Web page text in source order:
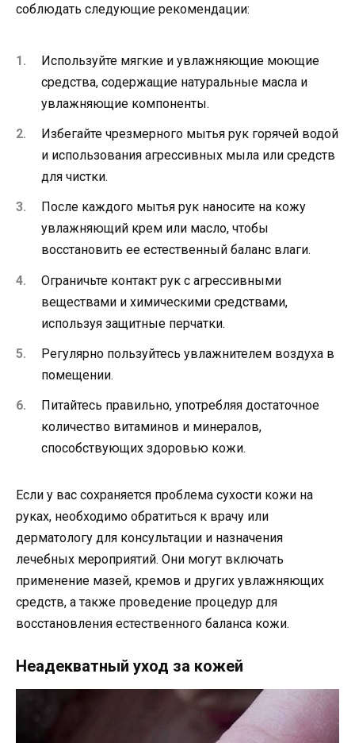
соблюдать следующие рекомендации:
Используйте мягкие и увлажняющие моющие
средства, содержащие натуральные масла и
увлажняющие компоненты.
Избегайте чрезмерного мытья рук горячей водой
и использования агрессивных мыла или средств
для чистки.
После каждого мытья рук наносите на кожу
увлажняющий крем или масло, чтобы
восстановить ее естественный баланс влаги.
Ограничьте контакт рук с агрессивными
веществами и химическими средствами,
используя защитные перчатки.
Регулярно пользуйтесь увлажнителем воздуха в
помещении.
Питайтесь правильно, употребляя достаточное
количество витаминов и минералов,
способствующих здоровью кожи.
Если у вас сохраняется проблема сухости кожи на
руках, необходимо обратиться к врачу или
дерматологу для консультации и назначения
лечебных мероприятий. Они могут включать
применение мазей, кремов и других увлажняющих
средств, а также проведение процедур для
восстановления естественного баланса кожи.
Неадекватный уход за кожей